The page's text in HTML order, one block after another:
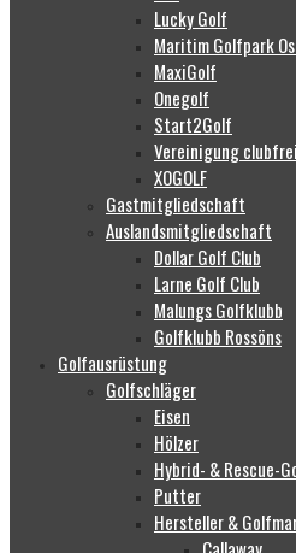
Lucky Golf
Maritim Golfpark
MaxiGolf
Onegolf
Start2Golf
Vereinigung
XOGOLF
Gastmitgliedschaft
Auslandsmitgliedschaft
Dollar Golf Club
Larne Golf Club
Malungs Golfklubb
Golfklubb Rossöns
Golfausrüstung
Golfschläger
Eisen
Hölzer
Hybrid- & Rescue-
Putter
Hersteller &